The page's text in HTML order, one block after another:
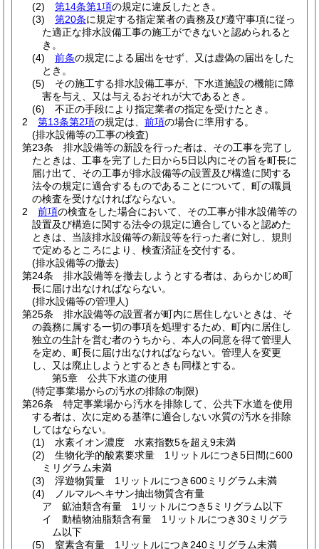
(2)
第14条第1項の規定に違反したとき。
(3)
第20条に規定する指定業者の責務及び遵守事項に従っ
た適正な排水設備工事の施工ができないと認められると
き。
(4)
前条の規定による届出をせず、又は虚偽の届出をした
とき。
(5)
その施工する排水設備工事が、下水道施設の機能に障
害を与え、又は与えるおそれが大であるとき。
(6)
不正の手段により指定業者の指定を受けたとき。
2
第13条第2項の規定は、 前項の場合に準用する。
(排水設備等の工事の検査)
第23条
排水設備等の新設を行った者は、その工事を完了し
たときは、工事を完了した日から5日以内にその旨を町長に
届け出て、その工事が排水設備等の設置及び構造に関する
法令の規定に適合するものであることについて、町の職員
の検査を受けなければならない。
2
前項の検査をした場合において、その工事が排水設備等の
設置及び構造に関する法令の規定に適合していると認めた
ときは、当該排水設備等の新設等を行った者に対し、規則
で定めるところにより、検査済証を交付する。
(排水設備等の撤去)
第24条
排水設備等を撤去しようとする者は、あらかじめ町
長に届け出なければならない。
(排水設備等の管理人)
第25条
排水設備等の設置者が町内に居住しないときは、そ
の義務に属する一切の事項を処理するため、町内に居住し
独立の生計を営む者のうちから、本人の同意を得て管理人
を定め、町長に届け出なければならない。 管理人を変更
し、又は廃止しようとするときも同様とする。
第5章
公共下水道の使用
(特定事業場からの汚水の排除の制限)
第26条
特定事業場から汚水を排除して、公共下水道を使用
する者は、次に定める基準に適合しない水質の汚水を排除
してはならない。
(1)
水素イオン濃度 水素指数5を超え9未満
(2)
生物化学的酸素要求量 1リットルにつき5日間に600
ミリグラム未満
(3)
浮遊物質量 1リットルにつき600ミリグラム未満
(4)
ノルマルヘキサン抽出物質含有量
ア
鉱油類含有量 1リットルにつき5ミリグラム以下
イ
動植物油脂類含有量 1リットルにつき30ミリグラ
ム以下
(5)
窒素含有量 1リットルにつき240ミリグラム未満